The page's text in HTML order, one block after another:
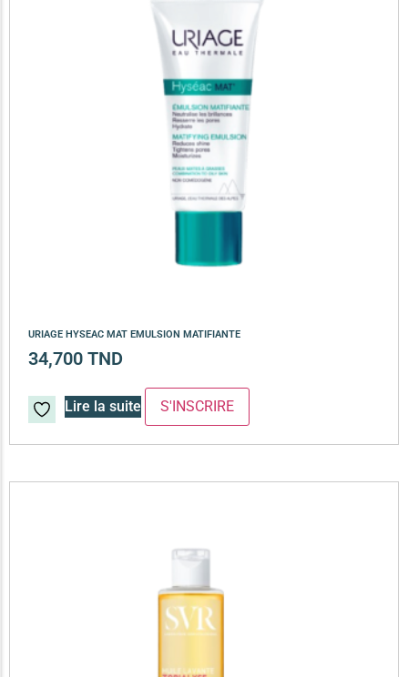
URIAGE HYSEAC MAT EMULSION MATIFIANTE
34,700 TND
Lire la suite